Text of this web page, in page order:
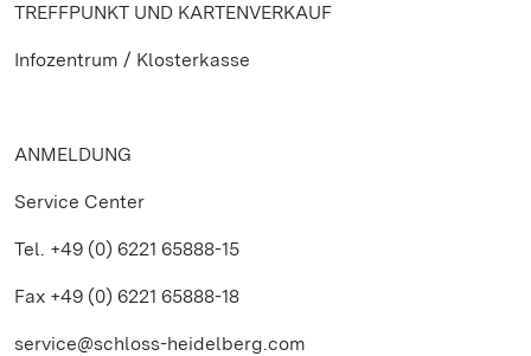
TREFFPUNKT UND KARTENVERKAUF
Infozentrum / Klosterkasse
ANMELDUNG
Service Center
Tel. +49 (0) 6221 65888-15
Fax +49 (0) 6221 65888-18
service@schloss-heidelberg.com